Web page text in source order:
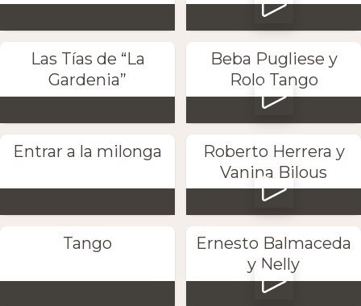
Las Tías de “La
Gardenia”
Beba Pugliese y
Rolo Tango
Entrar a la milonga
Roberto Herrera y
Vanina Bilous
Tango
Ernesto Balmaceda
y Nelly